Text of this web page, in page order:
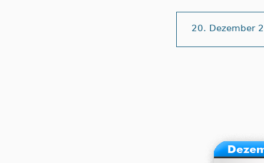
20. Dezember